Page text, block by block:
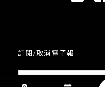
訂閱/取消電子報